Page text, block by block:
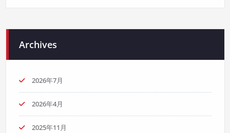
Archives
2026年7月
2026年4月
2025年11月